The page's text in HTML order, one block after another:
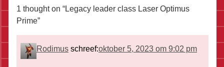
1 thought on “Legacy leader class Laser Optimus
Prime”
Rodimus schreef:oktober 5, 2023 om 9:02 pm